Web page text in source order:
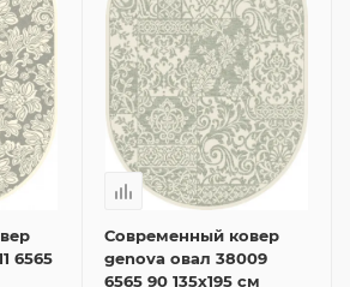
6565
Современный ковер
genova овал 38009
6565 90 135x195 см